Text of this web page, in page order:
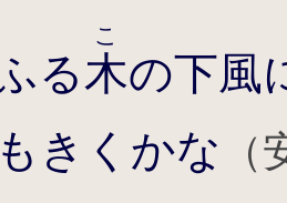
る木
こ
の下風
きくかな